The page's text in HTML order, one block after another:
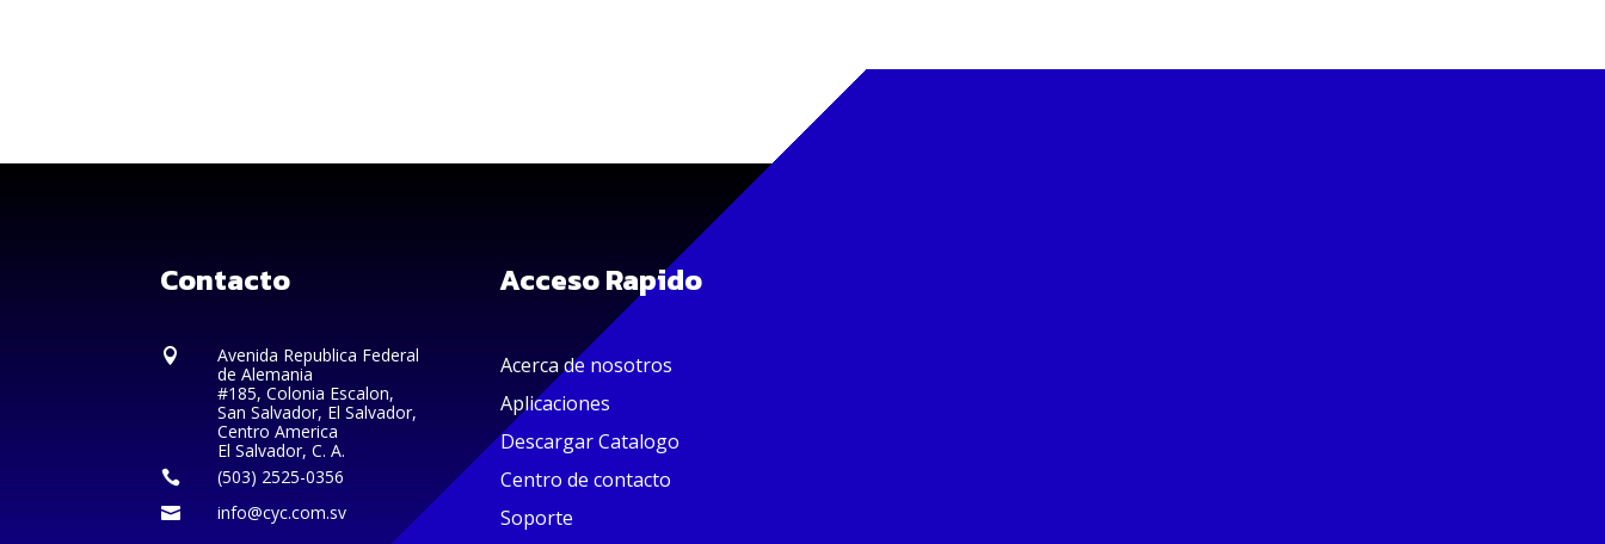
Contacto

Avenida Republica Federal
de Alemania
#185, Colonia Escalon,
San Salvador, El Salvador,
Centro America
El Salvador, C. A.
 (503) 2525-0356
 info@cyc.com.sv
Acceso Rapido
Acerca de nosotros
Aplicaciones
Descargar Catalogo
Centro de contacto
Soporte